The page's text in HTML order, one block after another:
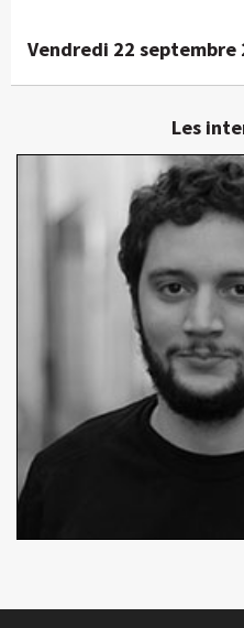
Vendredi 22 septembre
Les
Florent Gerbault
Réalisateur
En